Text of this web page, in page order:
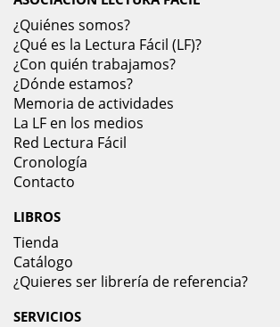
¿Quiénes somos?
¿Qué es la Lectura Fácil (LF)?
¿Con quién trabajamos?
¿Dónde estamos?
Memoria de actividades
La LF en los medios
Red Lectura Fácil
Cronología
Contacto
LIBROS
Tienda
Catálogo
¿Quieres ser librería de referencia?
SERVICIOS